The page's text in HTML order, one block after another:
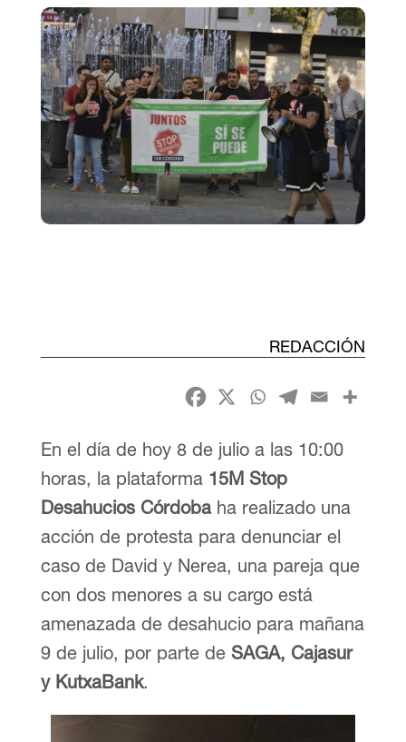
REDACCIÓN
En el día de hoy 8 de julio a las 10:00
horas, la plataforma 15M Stop
Desahucios Córdobaha realizado una
acción de protesta para denunciar el
caso de David y Nerea, una pareja que
con dos menores a su cargo está
amenazada de desahucio para mañana
9 de julio, por parte de SAGA, Cajasur
y KutxaBank.